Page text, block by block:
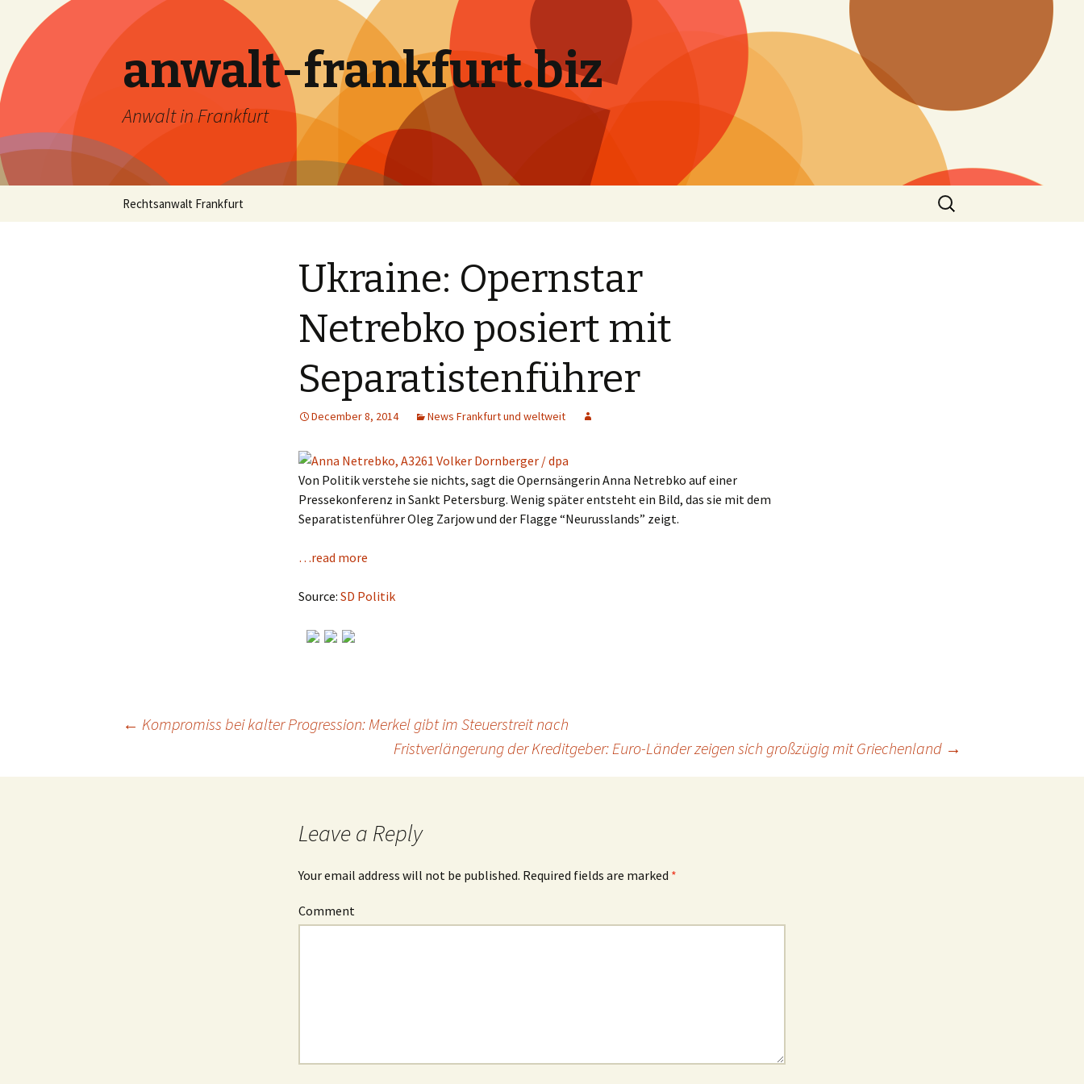
anwalt-frankfurt.biz
Anwalt in Frankfurt
Skip
Rechtsanwalt Frankfurt
Search
for:
Ukraine: Opernstar
Netrebko posiert mit
Separatistenführer
December 8, 2014 News Frankfurt und weltweit
Von Politik verstehe sie nichts, sagt die Opernsängerin Anna Netrebko auf einer
Pressekonferenz in Sankt Petersburg. Wenig später entsteht ein Bild, das sie mit dem
Separatistenführer Oleg Zarjow und der Flagge “Neurusslands” zeigt.
…read more
Source: SD Politik
Post
← Kompromiss bei kalter Progression: Merkel gibt im Steuerstreit nach
Fristverlängerung der Kreditgeber: Euro-Länder zeigen sich großzügig mit Griechenland →
Leave a Reply
Your email address will not be published. Required fields are marked *
Comment